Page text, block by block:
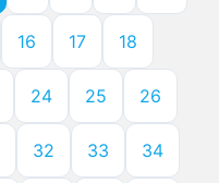
16 17 18
24 25 26
32 33 34